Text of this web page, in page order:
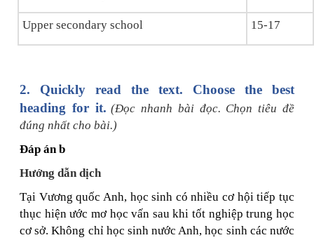
Upper secondary school 15-17
2.
Quickly read the text. Choose the best
heading for it. (Đọc nhanh bài đọc. Chọn tiêu đề
đúng nhất cho bài.)
Đáp án b
Hướng dẫn dịch
Tại Vương quốc Anh, học sinh có nhiều cơ hội tiếp tục
thục hiện ước mơ học vấn sau khi tốt nghiệp trung học
cơ sở. Không chỉ học sinh nước Anh, học sinh các nước